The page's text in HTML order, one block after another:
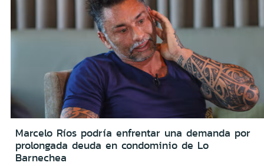
Marcelo Ríos podría enfrentar una demanda por
prolongada deuda en condominio de Lo
Barnechea